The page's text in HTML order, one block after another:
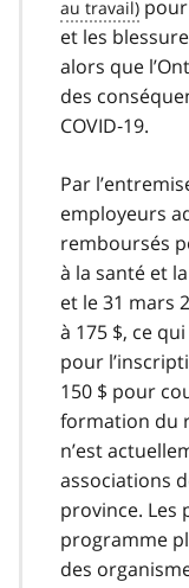
et les
alors que
des
COVID‑19.
Par
employeurs
remboursés
à la santé et
et le 31 mars
à 175 $, ce
pour
150 $ pour
formation du
n’est
associations
province. Les
programme
des